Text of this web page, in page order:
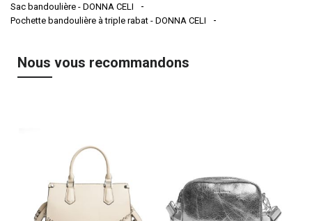
Sac bandoulière - DONNA CELI
Pochette bandoulière à triple rabat - DONNA CELI
Nous vous recommandons